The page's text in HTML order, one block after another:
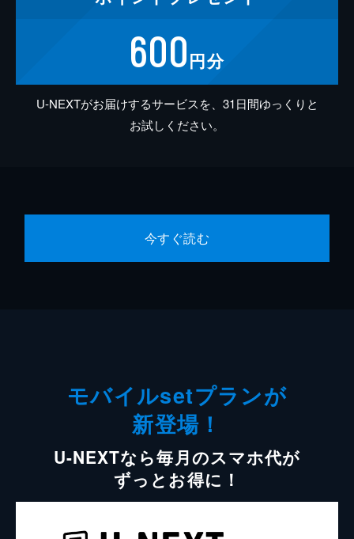
600円分
U-NEXTがお届けするサービスを、31日間ゆっくりと
お試しください。
今すぐ読む
モバイルsetプランが
新登場！
U-NEXTなら毎月のスマホ代が
ずっとお得に！